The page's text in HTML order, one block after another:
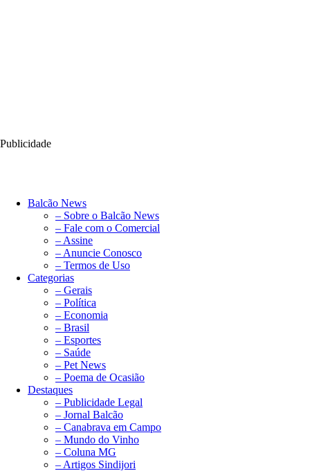
Publicidade
Balcão News
– Sobre o Balcão News
– Fale com o Comercial
– Assine
– Anuncie Conosco
– Termos de Uso
Categorias
– Gerais
– Política
– Economia
– Brasil
– Esportes
– Saúde
– Pet News
– Poema de Ocasião
Destaques
– Publicidade Legal
– Jornal Balcão
– Canabrava em Campo
– Mundo do Vinho
– Coluna MG
– Artigos Sindijori